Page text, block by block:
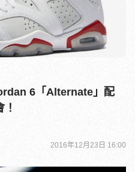
6「Alternate」配
2016年12月23日 16:00